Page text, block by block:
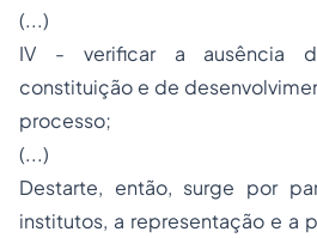
(...)
IV - verificar a ausência
constituição e de
processo;
(...)
Destarte, então, surge por
institutos, a representação e a